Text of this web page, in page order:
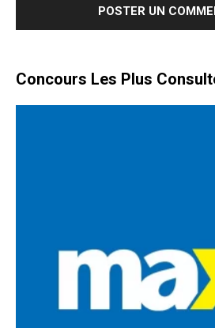
Concours Les Plus